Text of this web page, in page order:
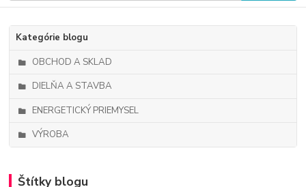
Kategórie blogu
OBCHOD A SKLAD
DIELŇA A STAVBA
ENERGETICKÝ PRIEMYSEL
VÝROBA
Štítky blogu